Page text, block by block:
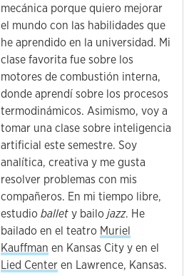
mecánica porque quiero mejorar
el mundo con las habilidades que
he aprendido en la universidad. Mi
clase favorita fue sobre los
motores de combustión interna,
donde aprendí sobre los procesos
termodinámicos. Asimismo, voy a
tomar una clase sobre inteligencia
artificial este semestre. Soy
analítica, creativa y me gusta
resolver problemas con mis
compañeros. En mi tiempo libre,
estudio ballety bailo jazz. He
bailado en el teatro Muriel
Kauffman en Kansas City y en el
Lied Centeren Lawrence, Kansas.